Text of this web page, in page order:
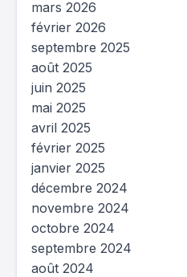
mars 2026
février 2026
septembre 2025
août 2025
juin 2025
mai 2025
avril 2025
février 2025
janvier 2025
décembre 2024
novembre 2024
octobre 2024
septembre 2024
août 2024